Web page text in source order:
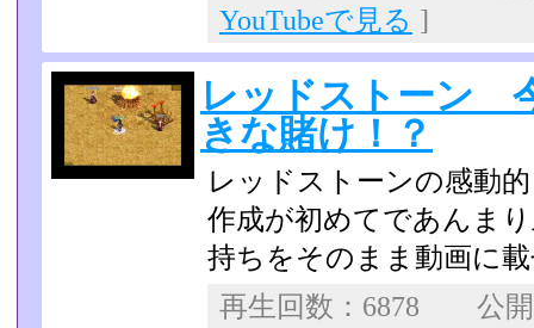
YouTubeで見る ]
レッドストーン
きな賭け！？
レッドストーンの感動
作成が初めてであんま
持ちをそのまま動画に
再生回数：6878 公